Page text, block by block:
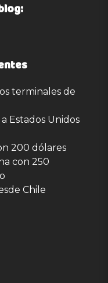
terminales de
Estados Unidos
200 dólares
con 250
Chile